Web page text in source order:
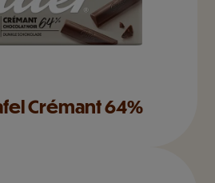
Crémant 64%